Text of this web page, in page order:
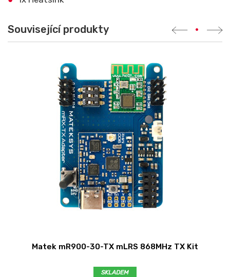
Související produkty •
Matek mR900-30-TX mLRS 868MHz TX Kit
SKLADEM